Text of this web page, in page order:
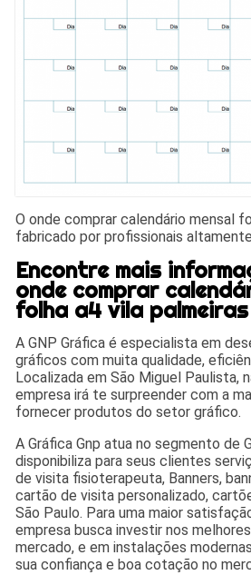
O onde comprar calendário mensal
fabricado por profissionais
Encontre mais
onde comprar
folha a4 vila palmeiras
A GNP Gráfica é especialista em
gráficos com muita qualidade,
Localizada em São Miguel Paulista,
empresa irá te surpreender com a
fornecer produtos do setor gráfico.
A Gráfica Gnp atua no segmento de
disponibiliza para seus clientes
de visita fisioterapeuta, Banners,
cartão de visita personalizado,
São Paulo. Para uma maior
empresa busca investir nos
mercado, e em instalações
sua confiança e boa cotação no